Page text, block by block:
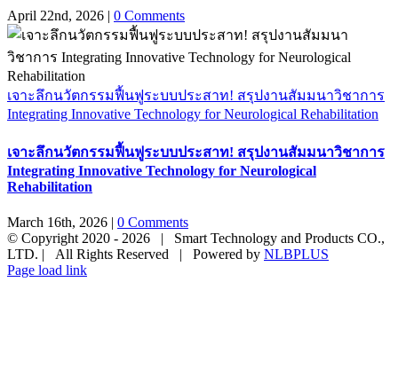
April 22nd, 2026 | 0 Comments
เจาะลึกนวัตกรรมฟื้นฟูระบบประสาท! สรุปงานสัมมนาวิชาการ
Integrating Innovative Technology for Neurological Rehabilitation
เจาะลึกนวัตกรรมฟื้นฟูระบบประสาท! สรุปงานสัมมนาวิชาการ
Integrating Innovative Technology for Neurological
Rehabilitation
March 16th, 2026 | 0 Comments
© Copyright 2020 - 2026 | Smart Technology and Products CO.,
LTD. | All Rights Reserved | Powered by NLBPLUS
Page load link